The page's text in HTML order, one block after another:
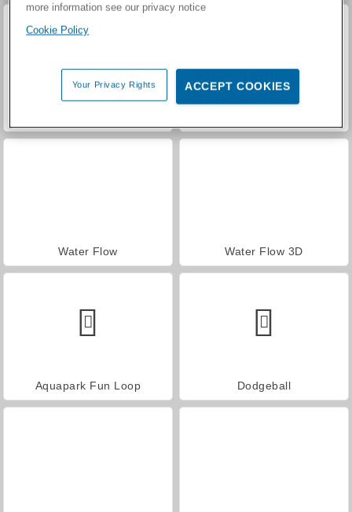
Water Flow Water Flow 3D
Aquapark Fun Loop Dodgeball
more information see our privacy notice
Cookie Policy
Your Privacy Rights ACCEPT COOKIES